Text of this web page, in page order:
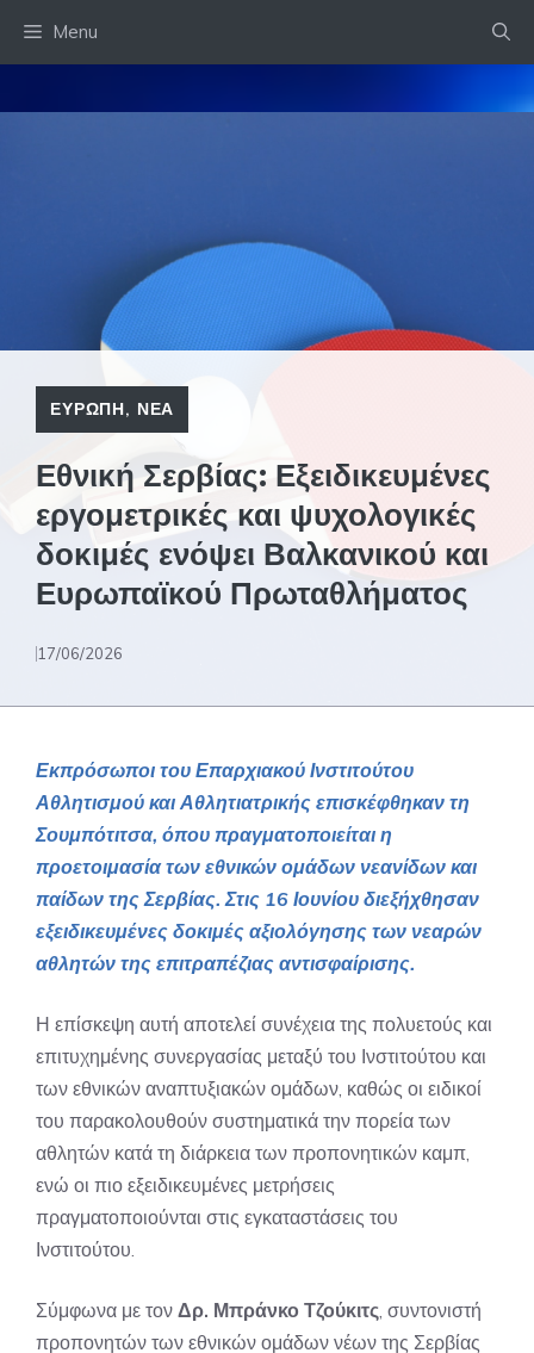
Menu
ΕΥΡΩΠΗ, ΝΕΑ
Εθνική Σερβίας: Εξειδικευμένες
εργομετρικές και ψυχολογικές
δοκιμές ενόψει Βαλκανικού και
Ευρωπαϊκού Πρωταθλήματος
17/06/2026
Εκπρόσωποι του Επαρχιακού Ινστιτούτου
Αθλητισμού και Αθλητιατρικής επισκέφθηκαν τη
Σουμπότιτσα, όπου πραγματοποιείται η
προετοιμασία των εθνικών ομάδων νεανίδων και
παίδων της Σερβίας. Στις 16 Ιουνίου διεξήχθησαν
εξειδικευμένες δοκιμές αξιολόγησης των νεαρών
αθλητών της επιτραπέζιας αντισφαίρισης.
Η επίσκεψη αυτή αποτελεί συνέχεια της πολυετούς και
επιτυχημένης συνεργασίας μεταξύ του Ινστιτούτου και
των εθνικών αναπτυξιακών ομάδων, καθώς οι ειδικοί
του παρακολουθούν συστηματικά την πορεία των
αθλητών κατά τη διάρκεια των προπονητικών καμπ,
ενώ οι πιο εξειδικευμένες μετρήσεις
πραγματοποιούνται στις εγκαταστάσεις του
Ινστιτούτου.
Σύμφωνα με τον Δρ. Μπράνκο Τζούκιτς, συντονιστή
προπονητών των εθνικών ομάδων νέων της Σερβίας